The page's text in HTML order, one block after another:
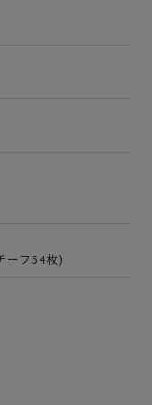
フ54枚)